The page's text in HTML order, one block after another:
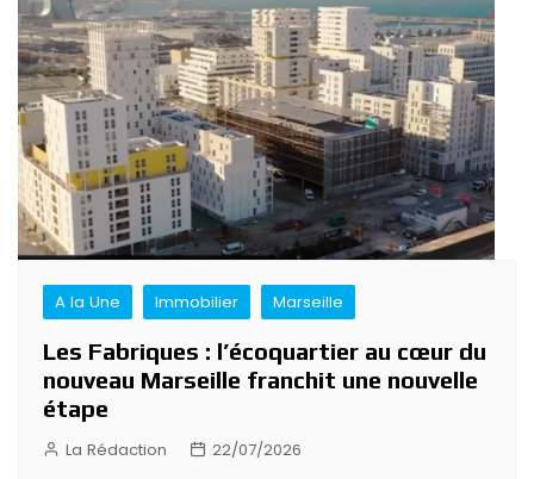
A la Une Immobilier Marseille
Les Fabriques : l’écoquartier au cœur du
nouveau Marseille franchit une nouvelle
étape
La Rédaction 22/07/2026